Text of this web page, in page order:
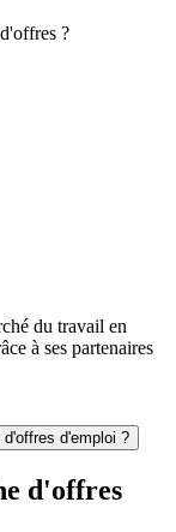
?
du travail en
à ses partenaires
d'emploi ?
d'offres